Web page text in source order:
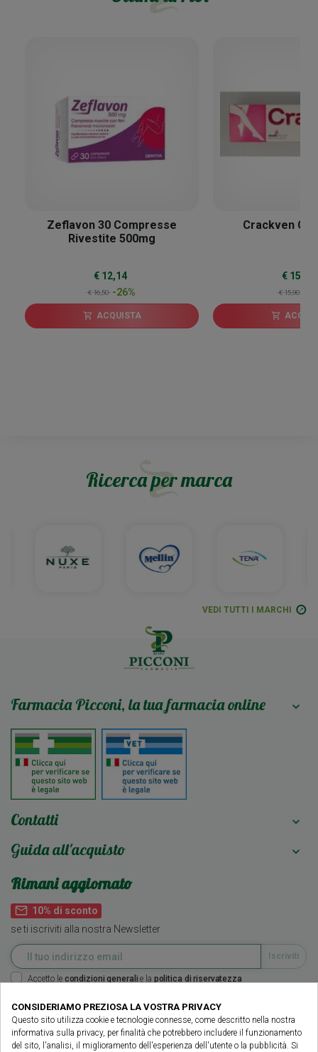
Zeflavon 30 Compresse
Rivestite 500mg
€ 12,14
€ 16,50 -26%
shopping_cart ACQUISTA
Crackven
€ 15,55
€ 15,90
shopping_cart
Ricerca per marca
VEDI TUTTI I MARCHI
Farmacia Picconi, la tua farmacia online 
Contatti 
Guida all'acquisto 
Rimani aggiornato
mail_outline 10% di sconto
se ti iscriviti alla nostra Newsletter
Accetto le condizioni generali e la politica di riservatezza
Seguici su
CONSIDERIAMO PREZIOSA LA VOSTRA PRIVACY
Questo sito utilizza cookie e tecnologie connesse, come descritto nella nostra
informativa sulla privacy, per finalità che potrebbero includere il funzionamento
del sito, l'analisi, il miglioramento dell'esperienza dell'utente o la pubblicità. Si